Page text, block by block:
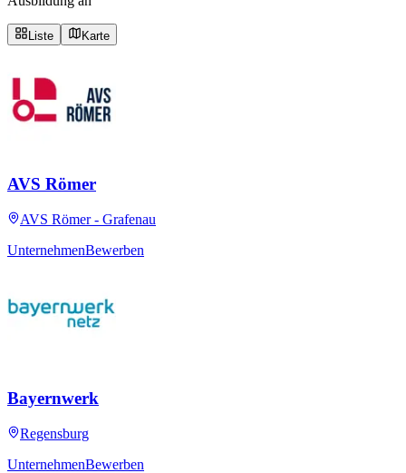
Liste Karte
AVS Römer
AVS Römer - Grafenau
UnternehmenBewerben
Bayernwerk
Regensburg
UnternehmenBewerben